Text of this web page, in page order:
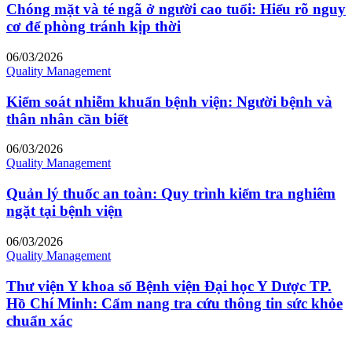
Chóng mặt và té ngã ở người cao tuổi: Hiểu rõ nguy
cơ để phòng tránh kịp thời
06/03/2026
Quality Management
Kiểm soát nhiễm khuẩn bệnh viện: Người bệnh và
thân nhân cần biết
06/03/2026
Quality Management
Quản lý thuốc an toàn: Quy trình kiểm tra nghiêm
ngặt tại bệnh viện
06/03/2026
Quality Management
Thư viện Y khoa số Bệnh viện Đại học Y Dược TP.
Hồ Chí Minh: Cẩm nang tra cứu thông tin sức khỏe
chuẩn xác